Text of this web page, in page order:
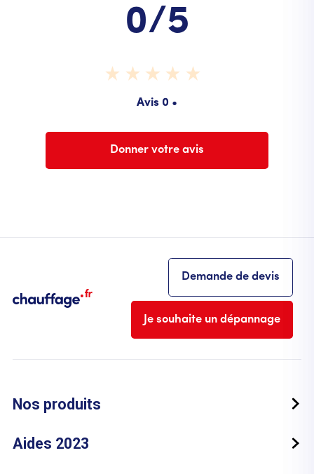
0/5
Avis 0 •
Donner votre avis
Demande de devis
Je souhaite un dépannage
Nos produits
Aides 2023